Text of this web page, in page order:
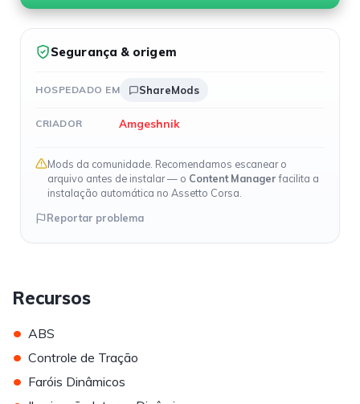
Segurança & origem
HOSPEDADO EM ShareMods
CRIADOR Amgeshnik
Mods da comunidade. Recomendamos escanear o
arquivo antes de instalar — o Content Managerfacilita a
instalação automática no Assetto Corsa.
Reportar problema
Recursos
• ABS
• Controle de Tração
• Faróis Dinâmicos